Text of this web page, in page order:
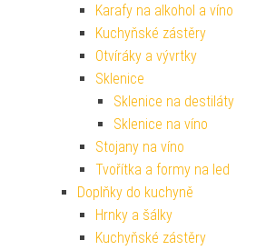
Karafy na alkohol a víno
Kuchyňské zástěry
Otvíráky a vývrtky
Sklenice
Sklenice na destiláty
Sklenice na víno
Stojany na víno
Tvořítka a formy na led
Doplňky do kuchyně
Hrnky a šálky
Kuchyňské zástěry